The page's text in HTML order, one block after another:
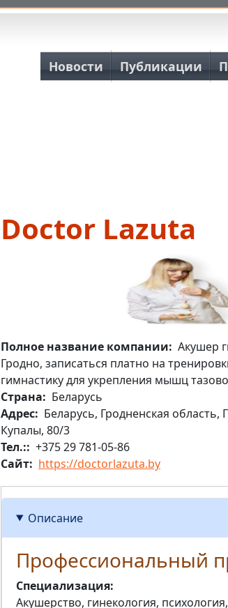
Основная
Новости Публикации
Doctor Lazuta
Полное название компании
Акушер
Гродно, записаться платно на
гимнастику для укрепления мышц
Страна
Беларусь
Aдрес
Беларусь, Гродненская область,
Купалы, 80/3
Тел.:
+375 29 781-05-86
Сайт
https://doctorlazuta.by
Описание
Профессиональный
Специализация:
Акушерство, гинекология,